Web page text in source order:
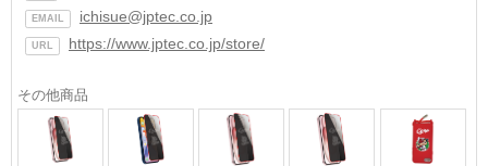
EMAIL ichisue@jptec.co.jp
URL https://www.jptec.co.jp/store/
その他商品